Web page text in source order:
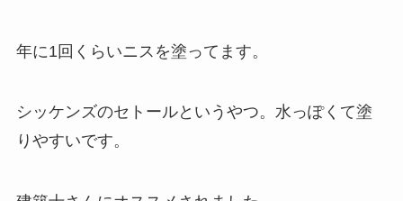
年に1回くらいニスを塗ってます。
シッケンズのセトールというやつ。水っぽくて塗
りやすいです。